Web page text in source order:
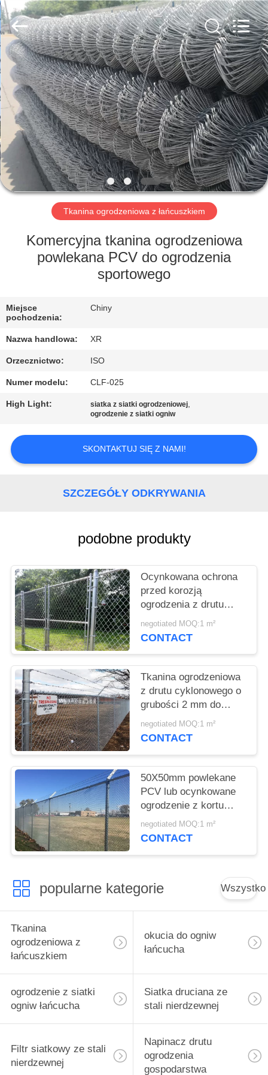
DOM
PRODUKTY
O
NAS
WYCIECZKA
FABRYCE
SKONTAKTUJ
NAMI
O
WYCENĘ
POLICY
PING
XI
RUN
METAL
MESH
CO.,LTD.
All
Rights
Reserved.
Tkanina ogrodzeniowa z łańcuszkiem
Komercyjna tkanina ogrodzeniowa
powlekana PCV do ogrodzenia
sportowego
Miejsce
pochodzenia:
Chiny
Nazwa handlowa: XR
Orzecznictwo: ISO
Numer modelu: CLF-025
High Light: siatka z siatki ogrodzeniowej,
ogrodzenie z siatki ogniw
SKONTAKTUJ SIĘ Z NAMI!
SZCZEGÓŁY ODKRYWANIA
podobne produkty
Ocynkowana ochrona
przed korozją
ogrodzenia z drutu
diamentowego o
średnicy 2-3 mm
negotiated MOQ:1 m²
CONTACT
Tkanina ogrodzeniowa
z drutu cyklonowego o
grubości 2 mm do
paneli ogrodzeniowych
ze stali diamentowej
negotiated MOQ:1 m²
CONTACT
50X50mm powlekane
PCV lub ocynkowane
ogrodzenie z kortu
tenisowego
negotiated MOQ:1 m²
CONTACT
popularne kategorie Wszystko
Tkanina
ogrodzeniowa z
łańcuszkiem
okucia do ogniw
łańcucha
ogrodzenie z siatki
ogniw łańcucha
Siatka druciana ze
stali nierdzewnej
Filtr siatkowy ze stali
nierdzewnej
Napinacz drutu
ogrodzenia
gospodarstwa